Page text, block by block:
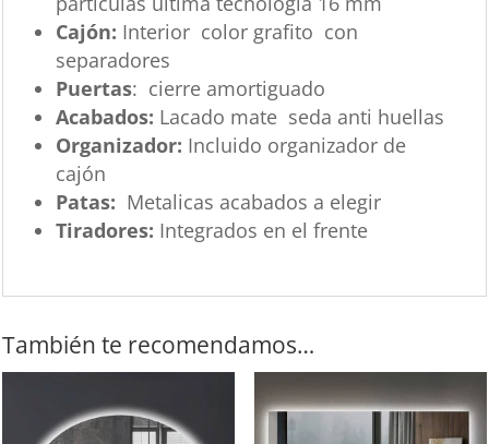
Cajón: Interior color grafito con
separadores
Puertas: cierre amortiguado
Acabados: Lacado mate seda anti huellas
Organizador: Incluido organizador de
cajón
Patas: Metalicas acabados a elegir
Tiradores: Integrados en el frente
También te recomendamos…